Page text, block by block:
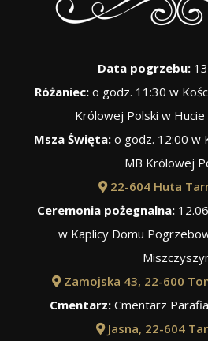
Data pogrzebu:
Różaniec: o godz. 11:30 w
Królowej Polski w Hucie
Msza Święta: o godz. 12:00 w
MB Królowej
22-604 Huta
Ceremonia pożegnalna:
w Kaplicy Domu
Zamojska 43, 22-600
Cmentarz:Cmentarz
Jasna, 22-604